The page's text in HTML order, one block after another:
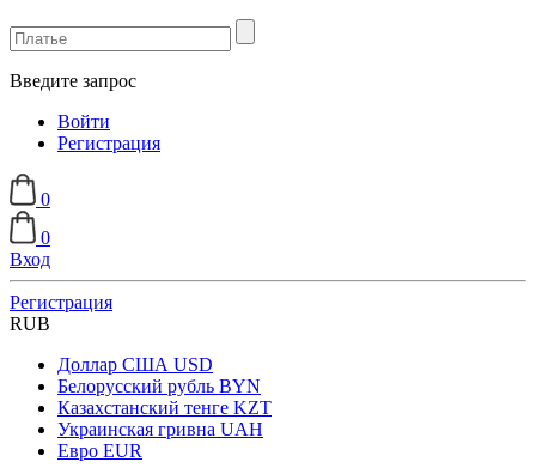
Введите запрос
Войти
Регистрация
0
0
Вход
Регистрация
RUB
Доллар США USD
Белорусский рубль BYN
Казахстанский тенге KZT
Украинская гривна UAH
Евро EUR